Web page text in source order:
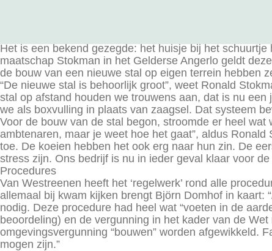
Het is een bekend gezegde: het huisje bij het
maatschap Stokman in het Gelderse Angerlo geldt
de bouw van een nieuwe stal op eigen terrein hebben
“De nieuwe stal is behoorlijk groot”, weet Ronald
stal op afstand houden we trouwens aan, dat is nu
we als boxvulling in plaats van zaagsel. Dat systeem
Voor de bouw van de stal begon, stroomde er heel
ambtenaren, maar je weet hoe het gaat”, aldus
toe. De koeien hebben het ook erg naar hun zin. De
stress zijn. Ons bedrijf is nu in ieder geval klaar voor de
Procedures
Van Westreenen heeft het ‘regelwerk’ rond alle
allemaal bij kwam kijken brengt Björn Domhof in
nodig. Deze procedure had heel wat “voeten in de
beoordeling) en de vergunning in het kader van de
omgevingsvergunning “bouwen” worden afgewikkeld.
mogen zijn.”